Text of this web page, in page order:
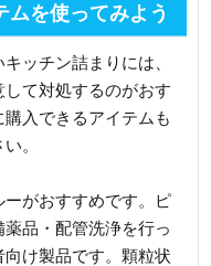
ムを使ってみよう
ッチン詰まりには、
て対処するのがおす
入できるアイテムも
。
がおすすめです。ピ
品・配管洗浄を行っ
け製品です。顆粒状